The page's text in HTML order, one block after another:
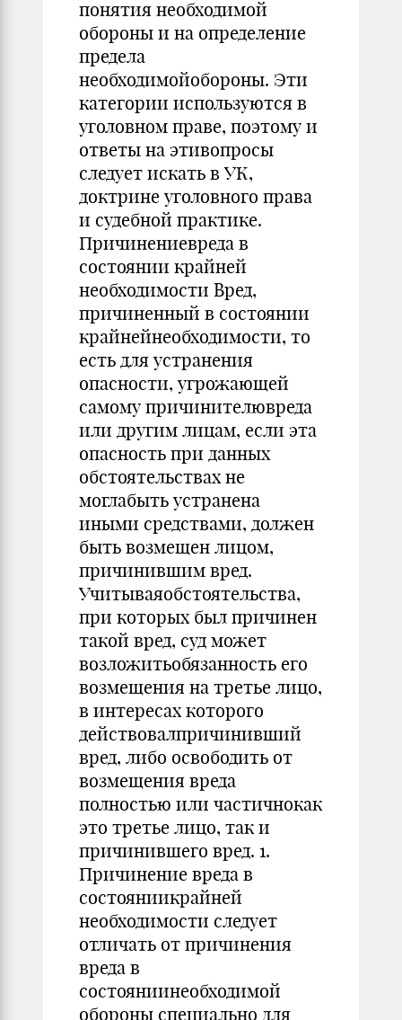
понятия необходимой
обороны и на определение
предела
необходимойобороны. Эти
категории используются в
уголовном праве, поэтому и
ответы на этивопросы
следует искать в УК,
доктрине уголовного права
и судебной практике.
Причинениевреда в
состоянии крайней
необходимости Вред,
причиненный в состоянии
крайнейнеобходимости, то
есть для устранения
опасности, угрожающей
самому причинителювреда
или другим лицам, если эта
опасность при данных
обстоятельствах не
моглабыть устранена
иными средствами, должен
быть возмещен лицом,
причинившим вред.
Учитываяобстоятельства,
при которых был причинен
такой вред, суд может
возложитьобязанность его
возмещения на третье лицо,
в интересах которого
действовалпричинивший
вред, либо освободить от
возмещения вреда
полностью или частичнокак
это третье лицо, так и
причинившего вред. 1.
Причинение вреда в
состояниикрайней
необходимости следует
отличать от причинения
вреда в
состояниинеобходимой
обороны специально для